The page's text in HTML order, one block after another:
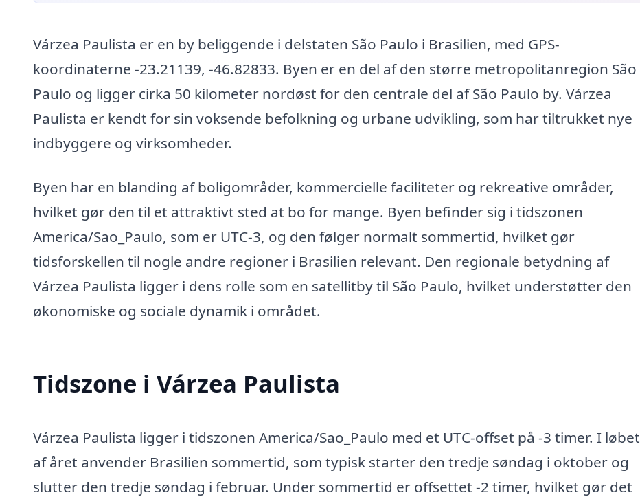
Várzea Paulista er en by beliggende i delstaten São Paulo i Brasilien, med GPS-
koordinaterne -23.21139, -46.82833. Byen er en del af den større metropolitanregion São
Paulo og ligger cirka 50 kilometer nordøst for den centrale del af São Paulo by. Várzea
Paulista er kendt for sin voksende befolkning og urbane udvikling, som har tiltrukket nye
indbyggere og virksomheder.
Byen har en blanding af boligområder, kommercielle faciliteter og rekreative områder,
hvilket gør den til et attraktivt sted at bo for mange. Byen befinder sig i tidszonen
America/Sao_Paulo, som er UTC-3, og den følger normalt sommertid, hvilket gør
tidsforskellen til nogle andre regioner i Brasilien relevant. Den regionale betydning af
Várzea Paulista ligger i dens rolle som en satellitby til São Paulo, hvilket understøtter den
økonomiske og sociale dynamik i området.
Tidszone i Várzea Paulista
Várzea Paulista ligger i tidszonen America/Sao_Paulo med et UTC-offset på -3 timer. I løbet
af året anvender Brasilien sommertid, som typisk starter den tredje søndag i oktober og
slutter den tredje søndag i februar. Under sommertid er offsettet -2 timer, hvilket gør det